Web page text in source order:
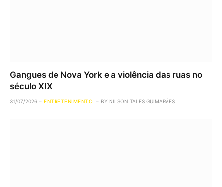
Gangues de Nova York e a violência das ruas no
século XIX
31/07/2026 ENTRETENIMENTO BY NILSON TALES GUIMARÃES